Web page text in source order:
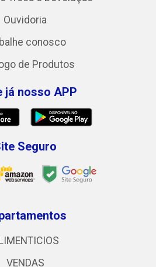
Ouvidoria
conosco
de Produtos
já nosso APP
Seguro
VENDAS